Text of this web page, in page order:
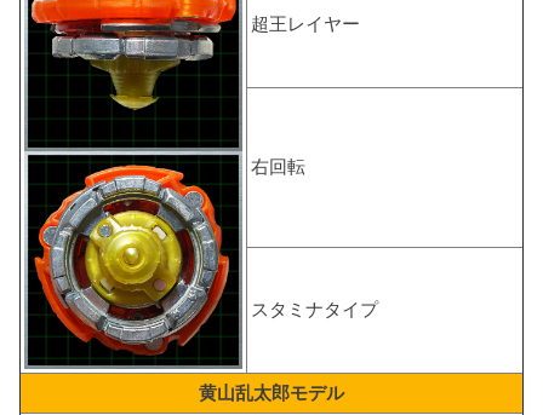
超王レイヤー
右回転
スタミナタイプ
黄山乱太郎モデル